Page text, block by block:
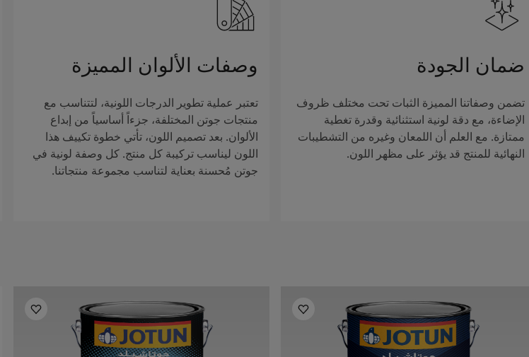
ضمان الجودة
تضمن وصفاتنا المميزة الثبات تحت مختلف ظروف
الإضاءة، مع دقة لونية استثنائية وقدرة تغطية
ممتازة. مع العلم أن اللمعان وغيره من التشطيبات
النهائية للمنتج قد يؤثر على مظهر اللون.
وصفات الألوان المميزة
تعتبر عملية تطوير الدرجات اللونية، لتتناسب مع
منتجات جوتن المختلفة، جزءاً أساسياً من إبداع
الألوان. بعد تصميم اللون، تأتي خطوة تكييف هذا
اللون ليناسب تركيبة كل منتج. كل وصفة لونية في
جوتن مُحسنة بعناية لتناسب مجموعة منتجاتنا.